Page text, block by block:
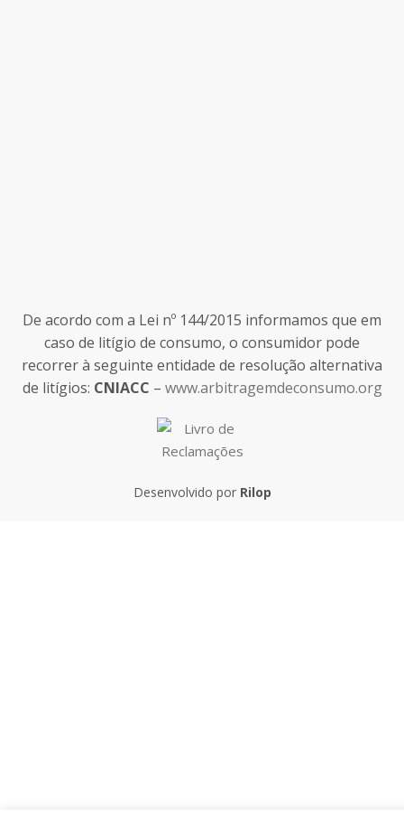
De acordo com a Lei nº 144/2015 informamos que em
caso de litígio de consumo, o consumidor pode
recorrer à seguinte entidade de resolução alternativa
de litígios: CNIACC – www.arbitragemdeconsumo.org
Desenvolvido por Rilop